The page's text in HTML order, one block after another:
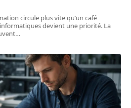
circule plus vite qu’un café
devient une priorité. La
…